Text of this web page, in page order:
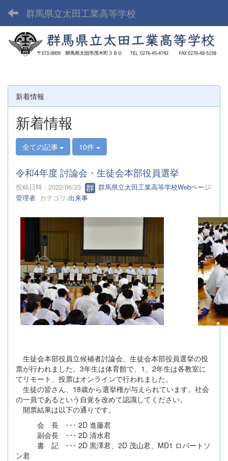
群馬県立太田工業高等学校
新着情報
新着情報
全ての記事 10件
令和4年度 討論会・生徒会本部役員選挙
投稿日時 : 2022/06/23
群馬県立太田工業高等学校Webページ
管理者 カテゴリ:出来事
生徒会本部役員立候補者討論会、生徒会本部役員選挙の投
票が行われました。3年生は体育館で、1、2年生は各教室に
てリモート、投票はオンラインで行われました。
生徒の皆さん、18歳から選挙権が与えられています。社会
の一員であるという自覚を改めて認識してください。
開票結果は以下の通りです。
会 長 ･･･ 2D 進藤君
副会長 ･･･ 2D 清水君
書 記 ･･･ 2D 黒澤君、2D 茂山君、MD1 ロバートソ
ン君